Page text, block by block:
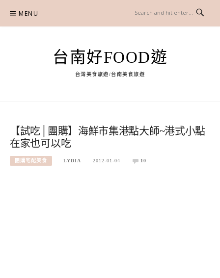
content
MENU
台南好FOOD遊
台灣美食旅遊/台南美食旅遊
【試吃│團購】海鮮市集港點大師~港式小點
在家也可以吃
團購宅配美食 LYDIA 2012-01-04 10